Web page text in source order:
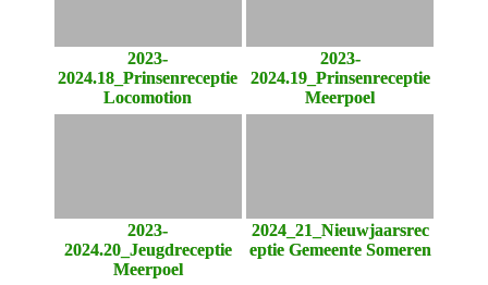
2023-
2024.18_Prinsenreceptie
Locomotion
2023-
2024.19_Prinsenreceptie
Meerpoel
2023-
2024.20_Jeugdreceptie
Meerpoel
2024_21_Nieuwjaarsrec
eptie Gemeente Someren